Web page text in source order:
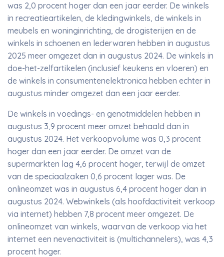
was 2,0 procent hoger dan een jaar eerder. De winkels
in recreatieartikelen, de kledingwinkels, de winkels in
meubels en woninginrichting, de drogisterijen en de
winkels in schoenen en lederwaren hebben in augustus
2025 meer omgezet dan in augustus 2024. De winkels in
doe-het-zelfartikelen (inclusief keukens en vloeren) en
de winkels in consumentenelektronica hebben echter in
augustus minder omgezet dan een jaar eerder.
De winkels in voedings- en genotmiddelen hebben in
augustus 3,9 procent meer omzet behaald dan in
augustus 2024. Het verkoopvolume was 0,3 procent
hoger dan een jaar eerder. De omzet van de
supermarkten lag 4,6 procent hoger, terwijl de omzet
van de speciaalzaken 0,6 procent lager was. De
onlineomzet was in augustus 6,4 procent hoger dan in
augustus 2024. Webwinkels (als hoofdactiviteit verkoop
via internet) hebben 7,8 procent meer omgezet. De
onlineomzet van winkels, waarvan de verkoop via het
internet een nevenactiviteit is (multichannelers), was 4,3
procent hoger.